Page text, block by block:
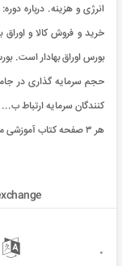
انرژی و هزینه. درباره
کنندگان سرمایه ارتباط ب...
هر ۳ صفحه کتاب آموزشی معادل یک ساعت آموزش می باشد.